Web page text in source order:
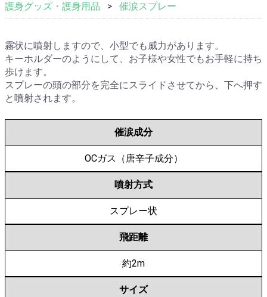
護身グッズ・護身用品
催涙スプレー
霧状に噴射しますので、小型でも威力があります。
キーホルダーのようにして、お子様や女性でもお手軽に持ち
歩けます。
スプレーの頭の部分を完全にスライドさせてから、下へ押す
と噴射されます。
催涙成分
OCガス（唐辛子成分）
噴射方式
スプレー状
飛距離
約2m
サイズ